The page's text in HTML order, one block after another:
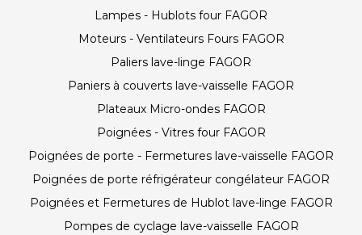
Lampes - Hublots four FAGOR
Moteurs - Ventilateurs Fours FAGOR
Paliers lave-linge FAGOR
Paniers à couverts lave-vaisselle FAGOR
Plateaux Micro-ondes FAGOR
Poignées - Vitres four FAGOR
Poignées de porte - Fermetures lave-vaisselle FAGOR
Poignées de porte réfrigérateur congélateur FAGOR
Poignées et Fermetures de Hublot lave-linge FAGOR
Pompes de cyclage lave-vaisselle FAGOR